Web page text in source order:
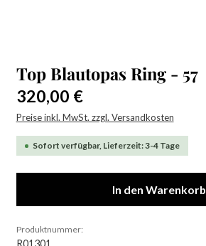
Top Blautopas Ring - 57
Regulärer Preis:
320,00 €
Preise inkl. MwSt. zzgl. Versandkosten
Sofort verfügbar, Lieferzeit: 3-4 Tage
In den Warenkorb
Produktnummer:
R01301